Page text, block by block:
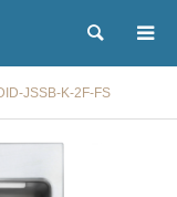
検索
JSSB-K-2F-FS